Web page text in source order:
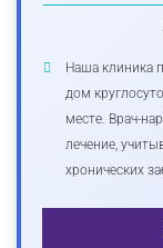
Наша клиника
дом
месте. Врач-
лечение,
хронических